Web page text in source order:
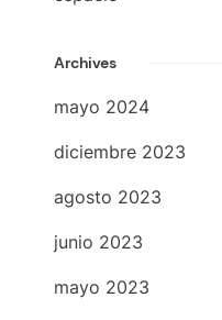
Archives
mayo 2024
diciembre 2023
agosto 2023
junio 2023
mayo 2023